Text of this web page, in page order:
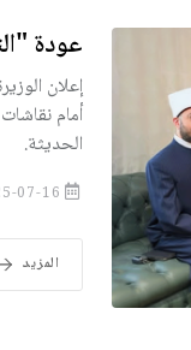
عودة
إعلان
أمام
الحديثة.
2025-07-16
المزيد